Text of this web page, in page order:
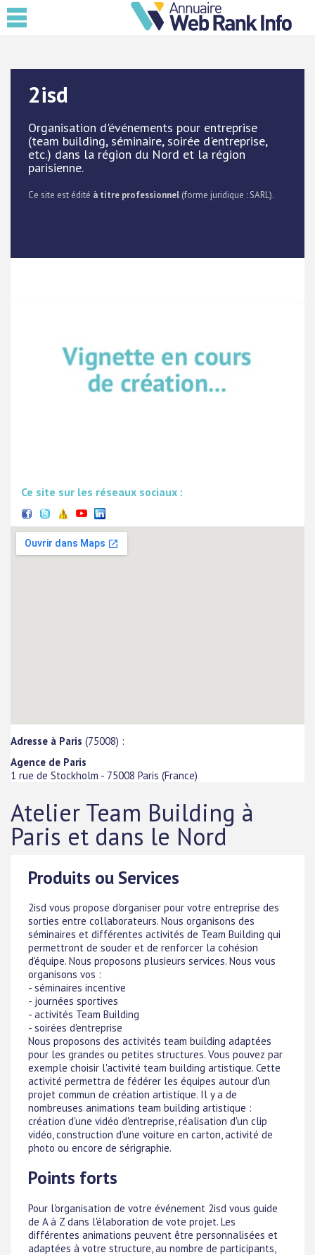
2isd
Organisation d'événements pour entreprise
(team building, séminaire, soirée d'entreprise,
etc.) dans la région du Nord et la région
parisienne.
Ce site est édité à titre professionnel (forme juridique : SARL).
Ce site sur les réseaux sociaux :
Adresse à Paris (75008) :
Agence de Paris
1 rue de Stockholm - 75008 Paris (France)
Atelier Team Building à
Paris et dans le Nord
Produits ou Services
2isd vous propose d'organiser pour votre entreprise des
sorties entre collaborateurs. Nous organisons des
séminaires et différentes activités de Team Building qui
permettront de souder et de renforcer la cohésion
d'équipe. Nous proposons plusieurs services. Nous vous
organisons vos :
- séminaires incentive
- journées sportives
- activités Team Building
- soirées d'entreprise
Nous proposons des activités team building adaptées
pour les grandes ou petites structures. Vous pouvez par
exemple choisir l'activité team building artistique. Cette
activité permettra de fédérer les équipes autour d'un
projet commun de création artistique. Il y a de
nombreuses animations team building artistique :
création d'une vidéo d'entreprise, réalisation d'un clip
vidéo, construction d'une voiture en carton, activité de
photo ou encore de sérigraphie.
Points forts
Pour l'organisation de votre événement 2isd vous guide
de A à Z dans l'élaboration de vote projet. Les
différentes animations peuvent être personnalisées et
adaptées à votre structure, au nombre de participants,